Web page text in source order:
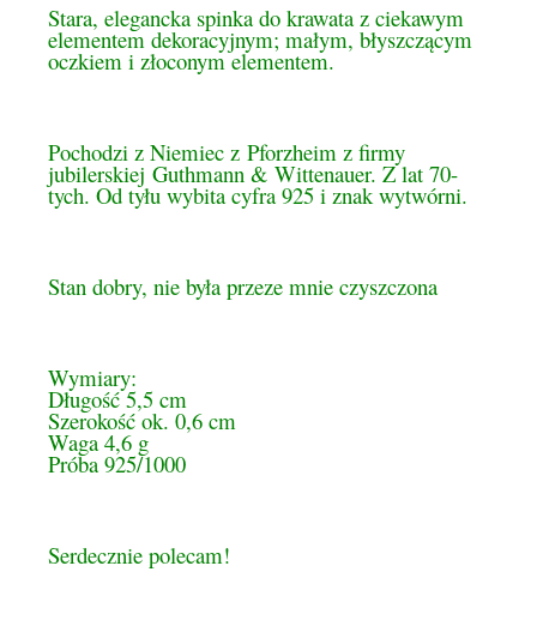
Stara, elegancka spinka do krawata z ciekawym
elementem dekoracyjnym; małym, błyszczącym
oczkiem i złoconym elementem.
Pochodzi z Niemiec z Pforzheim z firmy
jubilerskiej Guthmann & Wittenauer. Z lat 70-
tych. Od tyłu wybita cyfra 925 i znak wytwórni.
Stan dobry, nie była przeze mnie czyszczona
Wymiary:
Długość 5,5 cm
Szerokość ok. 0,6 cm
Waga 4,6 g
Próba 925/1000
Serdecznie polecam!